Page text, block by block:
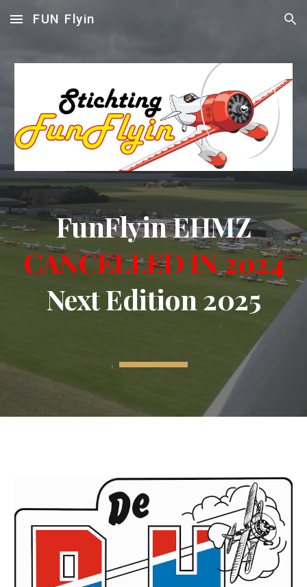
Skip to main content Skip to navigation
FUN Flyin
FunFlyin EHMZ
CANCELLED IN 2024
Next Edition 2025